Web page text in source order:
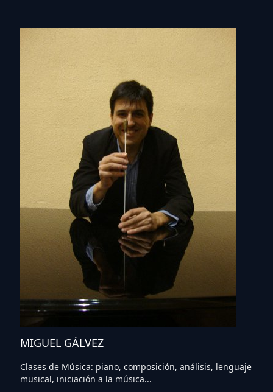
MIGUEL GÁLVEZ
Clases de Música: piano, composición, análisis, lenguaje
musical, iniciación a la música...